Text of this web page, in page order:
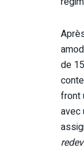
de
front
avec